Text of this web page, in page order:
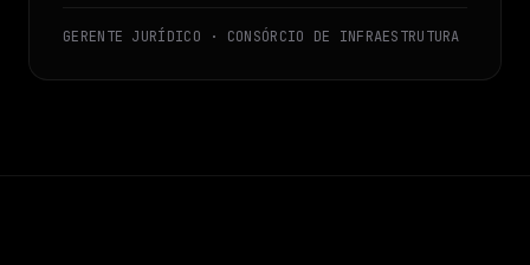
GERENTE JURÍDICO · CONSÓRCIO DE INFRAESTRUTURA